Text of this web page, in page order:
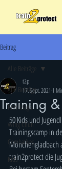
Beitrag
Alle Beiträge
Krav Maga
Wing Chun
Combatives
Kids
Alle Beiträge
Training
t2p
17. Sept. 2021 1
50 Kids und
Trainingscamp in
Mönchengladbach
train2protect die